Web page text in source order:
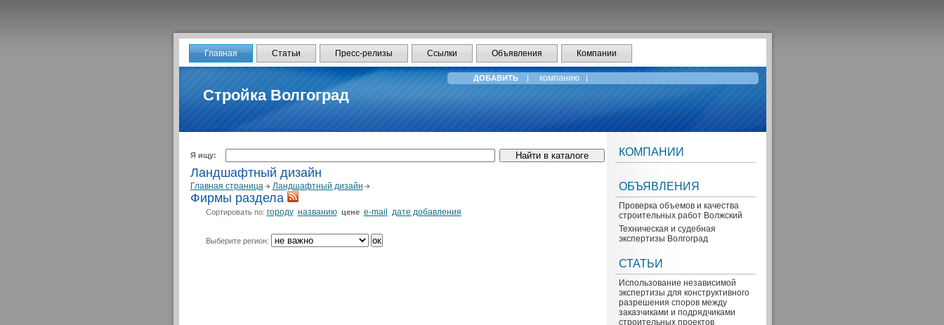
Главная Статьи Пресс-релизы Ссылки Объявления Компании
ДОБАВИТЬ| компанию |
Стройка Волгоград
Я ищу:
Ландшафтный дизайн
Главная страница Ландшафтный дизайн
Фирмы раздела
Сортировать по: городу названию цене e-mail дате добавления
Выберите регион:
КОМПАНИИ
ОБЪЯВЛЕНИЯ
Проверка объемов и качества
строительных работ Волжский
Техническая и судебная
экспертизы Волгоград
СТАТЬИ
Использование независимой
экспертизы для конструктивного
разрешения споров между
заказчиками и подрядчиками
строительных проектов